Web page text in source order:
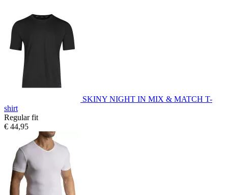
SKINY NIGHT IN MIX & MATCH T-
shirt
Regular fit
€ 44,95